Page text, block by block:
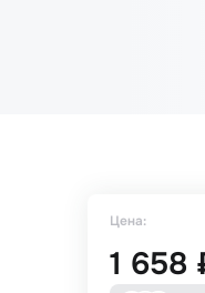
Цена:
1 658